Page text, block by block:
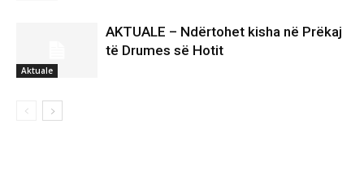
Aktuale
AKTUALE – Ndërtohet kisha në Prëkaj
të Drumes së Hotit